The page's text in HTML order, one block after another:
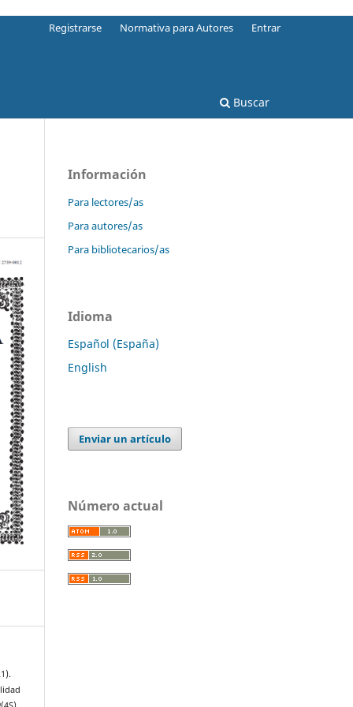
Buscar
Registrarse Normativa para Autores Entrar
Información
Para lectores/as
Para autores/as
Para bibliotecarios/as
Idioma
Español (España)
English
Enviar un artículo
Número actual